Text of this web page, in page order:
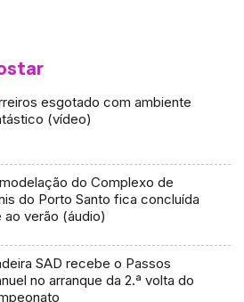
esgotado com ambiente
(vídeo)
do Complexo de
do Porto Santo fica concluída
ao verão (áudio)
SAD recebe o Passos
no arranque da 2.ª volta do